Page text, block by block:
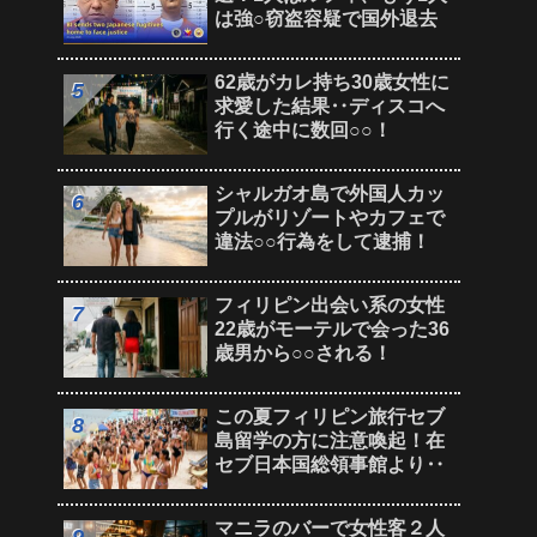
は強○窃盗容疑で国外退去
62歳がカレ持ち30歳女性に
求愛した結果‥ディスコへ
行く途中に数回○○！
シャルガオ島で外国人カッ
プルがリゾートやカフェで
違法○○行為をして逮捕！
フィリピン出会い系の女性
22歳がモーテルで会った36
歳男から○○される！
この夏フィリピン旅行セブ
島留学の方に注意喚起！在
セブ日本国総領事館より‥
マニラのバーで女性客２人